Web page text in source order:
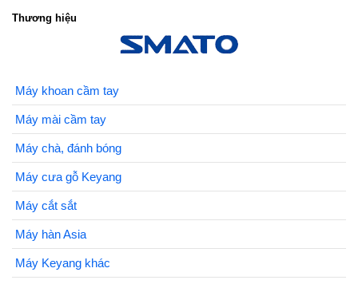
Thương hiệu
Máy khoan cầm tay
Máy mài cầm tay
Máy chà, đánh bóng
Máy cưa gỗ Keyang
Máy cắt sắt
Máy hàn Asia
Máy Keyang khác